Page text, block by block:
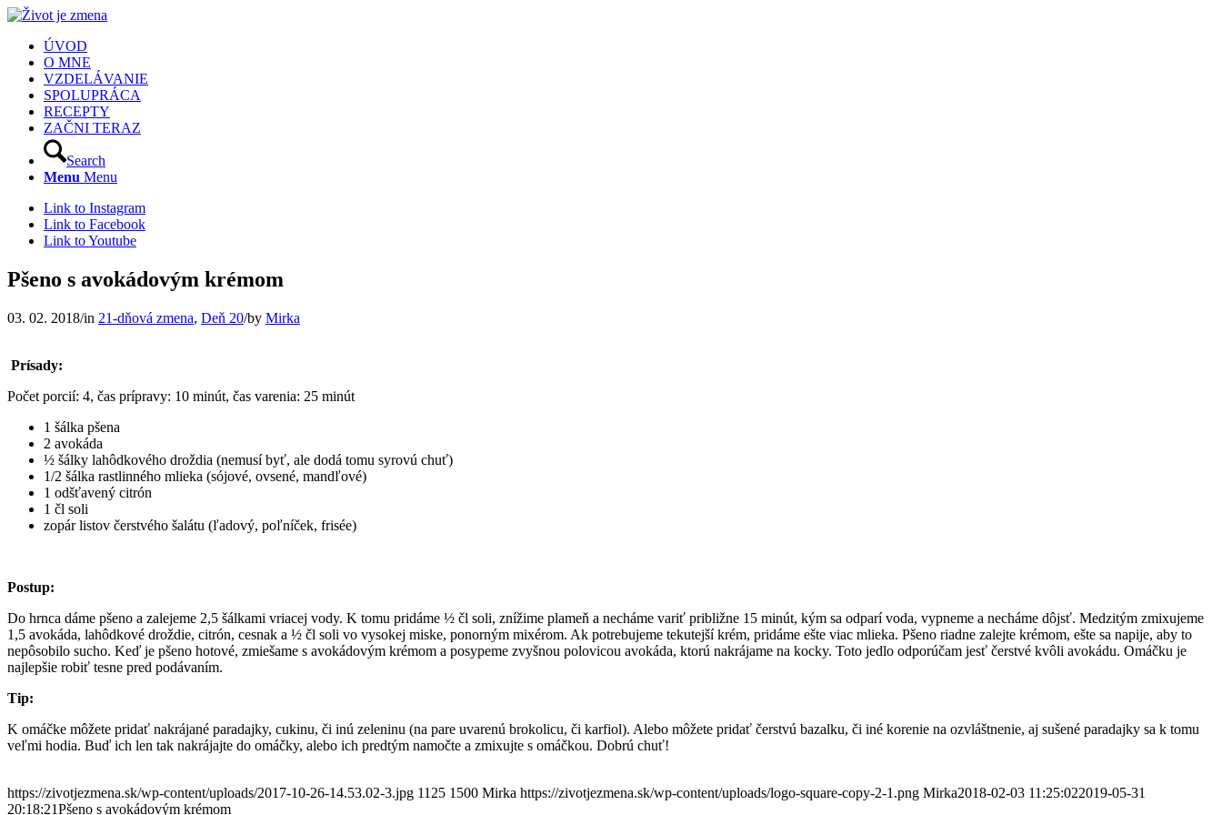
ÚVOD
O MNE
VZDELÁVANIE
SPOLUPRÁCA
RECEPTY
ZAČNI TERAZ
Search
Menu Menu
Link to Instagram
Link to Facebook
Link to Youtube
Pšeno s avokádovým krémom
03. 02. 2018/in 21-dňová zmena, Deň 20/by Mirka
Prísady:
Počet porcií: 4, čas prípravy: 10 minút, čas varenia: 25 minút
1 šálka pšena
2 avokáda
½ šálky lahôdkového droždia (nemusí byť, ale dodá tomu syrovú chuť)
1/2 šálka rastlinného mlieka (sójové, ovsené, mandľové)
1 odšťavený citrón
1 čl soli
zopár listov čerstvého šalátu (ľadový, poľníček, frisée)
Postup:
Do hrnca dáme pšeno a zalejeme 2,5 šálkami vriacej vody. K tomu pridáme ½ čl soli, znížime plameň a necháme variť približne 15 minút, kým sa odparí voda, vypneme a necháme dôjsť. Medzitým zmixujeme
1,5 avokáda, lahôdkové droždie, citrón, cesnak a ½ čl soli vo vysokej miske, ponorným mixérom. Ak potrebujeme tekutejší krém, pridáme ešte viac mlieka. Pšeno riadne zalejte krémom, ešte sa napije, aby to
nepôsobilo sucho. Keď je pšeno hotové, zmiešame s avokádovým krémom a posypeme zvyšnou polovicou avokáda, ktorú nakrájame na kocky. Toto jedlo odporúčam jesť čerstvé kvôli avokádu. Omáčku je
najlepšie robiť tesne pred podávaním.
Tip:
K omáčke môžete pridať nakrájané paradajky, cukinu, či inú zeleninu (na pare uvarenú brokolicu, či karfiol). Alebo môžete pridať čerstvú bazalku, či iné korenie na ozvláštnenie, aj sušené paradajky sa k tomu
veľmi hodia. Buď ich len tak nakrájajte do omáčky, alebo ich predtým namočte a zmixujte s omáčkou. Dobrú chuť!
https://zivotjezmena.sk/wp-content/uploads/2017-10-26-14.53.02-3.jpg 1125 1500 Mirka https://zivotjezmena.sk/wp-content/uploads/logo-square-copy-2-1.png Mirka2018-02-03 11:25:022019-05-31
20:18:21Pšeno s avokádovým krémom